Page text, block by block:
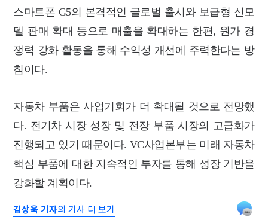
스마트폰 G5의 본격적인 글로벌 출시와 보급형 신모
델 판매 확대 등으로 매출을 확대하는 한편, 원가 경
쟁력 강화 활동을 통해 수익성 개선에 주력한다는 방
침이다.
자동차 부품은 사업기회가 더 확대될 것으로 전망했
다. 전기차 시장 성장 및 전장 부품 시장의 고급화가
진행되고 있기 때문이다. VC사업본부는 미래 자동차
핵심 부품에 대한 지속적인 투자를 통해 성장 기반을
강화할 계획이다.
김상욱 기자의 기사 더 보기